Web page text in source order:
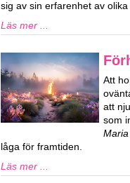
sig av sin erfarenhet av
Läs mer ...
Att
att
som
låga för framtiden.
Läs mer ...